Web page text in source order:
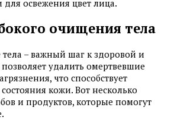
освежения цвет лица.
очищения тела
– важный шаг к здоровой и
удалить омертвевшие
что способствует
кожи. Вот несколько
и продуктов, которые помогут